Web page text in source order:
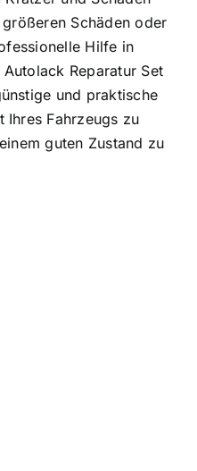
Schäden oder
Hilfe in
Reparatur Set
und praktische
Ihres Fahrzeugs zu
guten Zustand zu